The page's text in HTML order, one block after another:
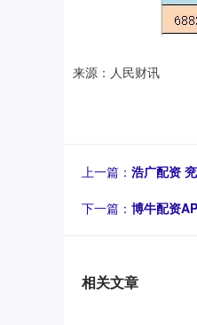
来源：人民财讯
上一篇： 浩广配资
下一篇： 博牛配资
相关文章